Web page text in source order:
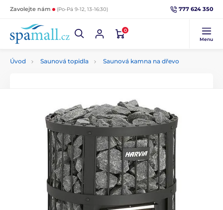
Zavolejte nám (Po-Pá 9-12, 13-16:30) 777 624 350
0
Menu
Úvod Saunová topidla Saunová kamna na dřevo